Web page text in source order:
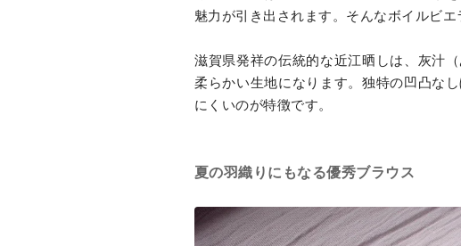
魅力が引き出されます。そんなボイルビ
滋賀県発祥の伝統的な近江晒しは、灰汁
柔らかい生地になります。独特の凹凸な
にくいのが特徴です。
夏の羽織りにもなる優秀ブラウス